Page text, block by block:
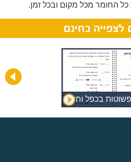
כל החומר מכל מקום ובכל זמן.
לצפייה בחינם
בכפל וחילוק